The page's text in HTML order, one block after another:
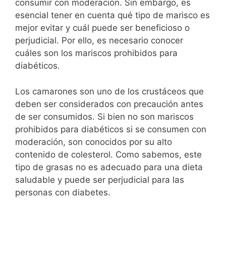
consumir con moderación. Sin embargo, es
esencial tener en cuenta qué tipo de marisco es
mejor evitar y cuál puede ser beneficioso o
perjudicial. Por ello, es necesario conocer
cuáles son los mariscos prohibidos para
diabéticos.
Los camarones son uno de los crustáceos que
deben ser considerados con precaución antes
de ser consumidos. Si bien no son mariscos
prohibidos para diabéticos si se consumen con
moderación, son conocidos por su alto
contenido de colesterol. Como sabemos, este
tipo de grasas no es adecuado para una dieta
saludable y puede ser perjudicial para las
personas con diabetes.